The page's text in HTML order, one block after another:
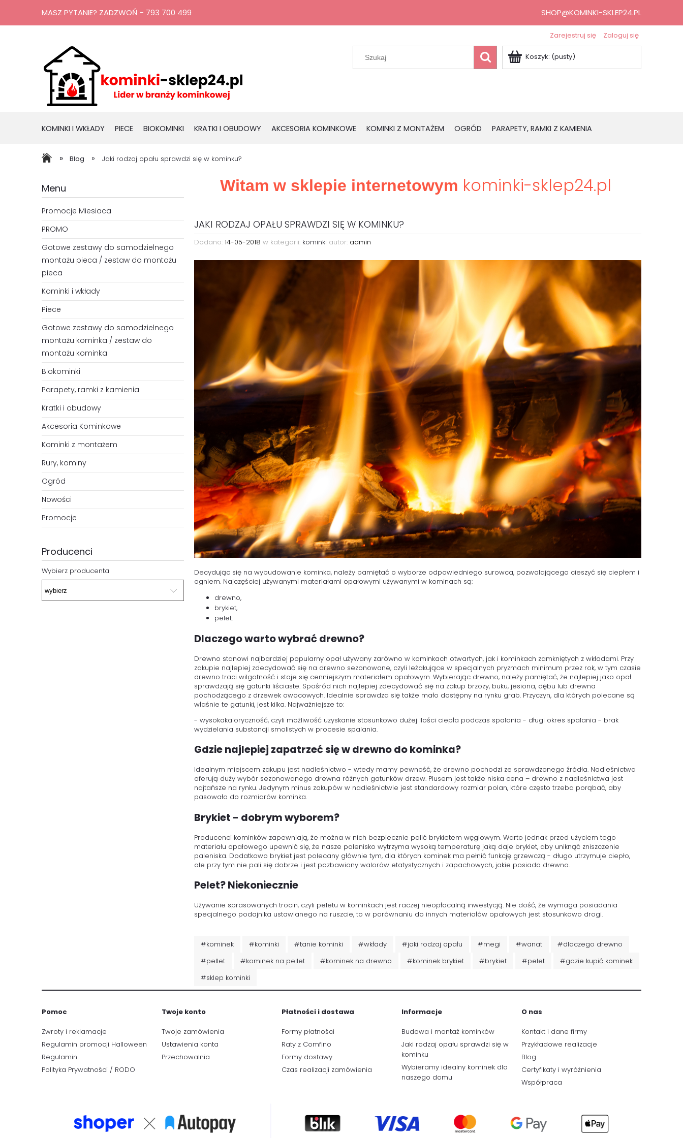
Zarejestruj się Zaloguj się
Koszyk: (pusty)
KOMINKI I WKŁADY PIECE BIOKOMINKI KRATKI I OBUDOWY AKCESORIA KOMINKOWE KOMINKI Z MONTAŻEM OGRÓD PARAPETY, RAMKI Z KAMIENIA
RURY, KOMINY
» Blog » Jaki rodzaj opału sprawdzi się w kominku?
MASZ PYTANIE? ZADZWOŃ - 793 700 499 SHOP@KOMINKI-SKLEP24.PL
Menu
Promocje Miesiaca
PROMO
Gotowe zestawy do samodzielnego
montażu pieca / zestaw do montażu
pieca
Kominki i wkłady
Piece
Gotowe zestawy do samodzielnego
montażu kominka / zestaw do
montażu kominka
Biokominki
Parapety, ramki z kamienia
Kratki i obudowy
Akcesoria Kominkowe
Kominki z montażem
Rury, kominy
Ogród
Nowości
Promocje
Producenci
Wybierz producenta
Witam w sklepie internetowym kominki-sklep24.pl
JAKI RODZAJ OPAŁU SPRAWDZI SIĘ W KOMINKU?
Dodano: 14-05-2018 w kategorii: kominki autor: admin
Decydując się na wybudowanie kominka, należy pamiętać o wyborze odpowiedniego surowca, pozwalającego cieszyć się ciepłem i
ogniem. Najczęściej używanymi materiałami opałowymi używanymi w kominach są:
drewno,
brykiet,
pelet.
Dlaczego warto wybrać drewno?
Drewno stanowi najbardziej popularny opał używany zarówno w kominkach otwartych, jak i kominkach zamkniętych z wkładami. Przy
zakupie najlepiej zdecydować się na drewno sezonowane, czyli leżakujące w specjalnych pryzmach minimum przez rok, w tym czasie
drewno traci wilgotność i staje się cenniejszym materiałem opałowym. Wybierając drewno, należy pamiętać, że najlepiej jako opał
sprawdzają się gatunki liściaste. Spośród nich najlepiej zdecydować się na zakup brzozy, buku, jesiona, dębu lub drewna
pochodzącego z drzewek owocowych. Idealnie sprawdza się także mało dostępny na rynku grab. Przyczyn, dla których polecane są
właśnie te gatunki, jest kilka. Najważniejsze to:
- wysokakaloryczność, czyli możliwość uzyskanie stosunkowo dużej ilości ciepła podczas spalania - długi okres spalania - brak
wydzielania substancji smolistych w procesie spalania.
Gdzie najlepiej zapatrzeć się w drewno do kominka?
Idealnym miejscem zakupu jest nadleśnictwo - wtedy mamy pewność, że drewno pochodzi ze sprawdzonego źródła. Nadleśnictwa
oferują duży wybór sezonowanego drewna różnych gatunków drzew. Plusem jest także niska cena – drewno z nadleśnictwa jest
najtańsze na rynku. Jedynym minus zakupów w nadleśnictwie jest standardowy rozmiar polan, które często trzeba porąbać, aby
pasowało do rozmiarów kominka.
Brykiet - dobrym wyborem?
Producenci kominków zapewniają, że można w nich bezpiecznie palić brykietem węglowym. Warto jednak przed użyciem tego
materiału opałowego upewnić się, że nasze palenisko wytrzyma wysoką temperaturę jaką daje brykiet, aby uniknąć zniszczenie
paleniska. Dodatkowo brykiet jest polecany głównie tym, dla których kominek ma pełnić funkcję grzewczą - długo utrzymuje ciepło,
ale przy tym nie pali się dobrze i jest pozbawiony walorów etatystycznych i zapachowych, jakie posiada drewno.
Pelet? Niekoniecznie
Używanie sprasowanych trocin, czyli peletu w kominkach jest raczej nieopłacalną inwestycją. Nie dość, że wymaga posiadania
specjalnego podajnika ustawianego na ruszcie, to w porównaniu do innych materiałów opałowych jest stosunkowo drogi.
#kominek #kominki #tanie kominki #wkłady #jaki rodzaj opału #megi #wanat
#dlaczego drewno
#pellet
#kominek na pellet #kominek na drewno #kominek brykiet #brykiet #pelet
#gdzie kupić kominek
#sklep kominki
Pomoc
Zwroty i reklamacje
Regulamin promocji Halloween
Regulamin
Polityka Prywatności / RODO
Twoje konto
Twoje zamówienia
Ustawienia konta
Przechowalnia
Płatności i dostawa
Formy płatności
Raty z Comfino
Formy dostawy
Czas realizacji zamówienia
Informacje
Budowa i montaż kominków
Jaki rodzaj opału sprawdzi się w
kominku
Wybieramy idealny kominek dla
naszego domu
O nas
Kontakt i dane firmy
Przykładowe realizacje
Blog
Certyfikaty i wyróżnienia
Współpraca